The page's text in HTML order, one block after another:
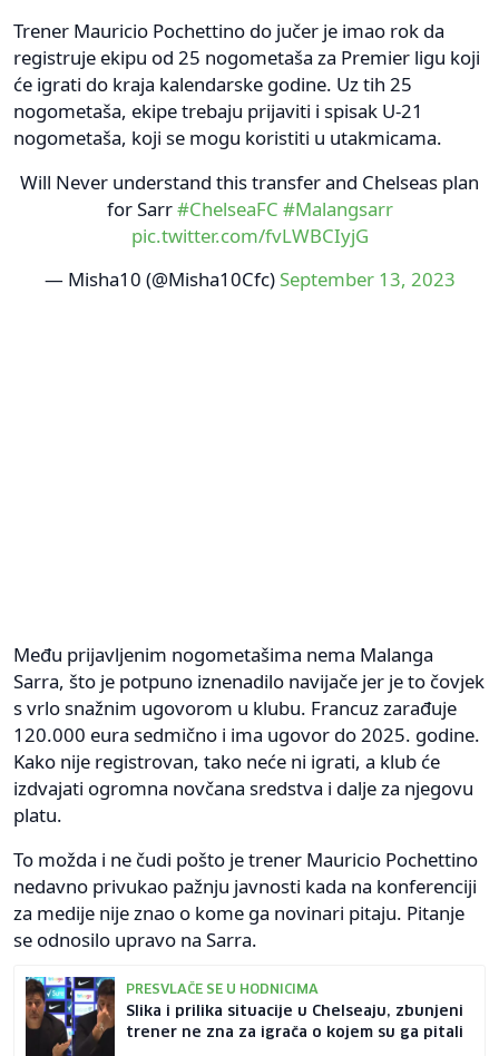
Trener Mauricio Pochettino do jučer je imao rok da
registruje ekipu od 25 nogometaša za Premier ligu koji
će igrati do kraja kalendarske godine. Uz tih 25
nogometaša, ekipe trebaju prijaviti i spisak U-21
nogometaša, koji se mogu koristiti u utakmicama.
Will Never understand this transfer and Chelseas plan
for Sarr#ChelseaFC #Malangsarr
pic.twitter.com/fvLWBCIyjG
— Misha10 (@Misha10Cfc) September 13, 2023
Među prijavljenim nogometašima nema Malanga
Sarra, što je potpuno iznenadilo navijače jer je to čovjek
s vrlo snažnim ugovorom u klubu. Francuz zarađuje
120.000 eura sedmično i ima ugovor do 2025. godine.
Kako nije registrovan, tako neće ni igrati, a klub će
izdvajati ogromna novčana sredstva i dalje za njegovu
platu.
To možda i ne čudi pošto je trener Mauricio Pochettino
nedavno privukao pažnju javnosti kada na konferenciji
za medije nije znao o kome ga novinari pitaju. Pitanje
se odnosilo upravo na Sarra.
PRESVLAČE SE U HODNICIMA
Slika i prilika situacije u Chelseaju, zbunjeni
trener ne zna za igrača o kojem su ga pitali